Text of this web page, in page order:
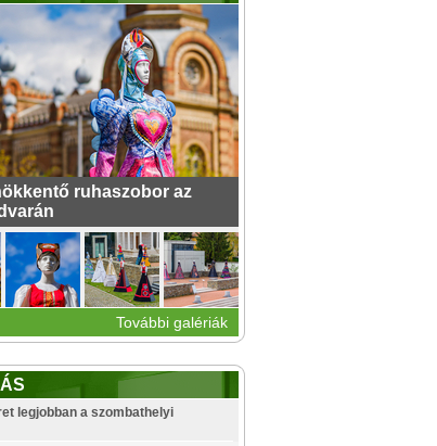
ruhaszobor az
További galériák
legjobban a szombathelyi